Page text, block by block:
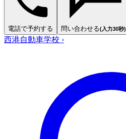
電話で予約する 問い合わせる(入力30秒)
西港自動車学校 ›